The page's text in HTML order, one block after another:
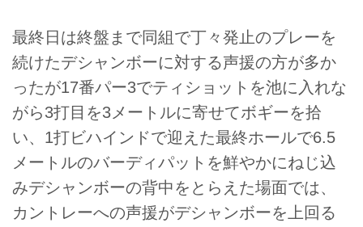
最終日は終盤まで同組で丁々発止のプレーを
続けたデシャンボーに対する声援の方が多か
ったが17番パー3でティショットを池に入れな
がら3打目を3メートルに寄せてボギーを拾
い、1打ビハインドで迎えた最終ホールで6.5
メートルのバーディパットを鮮やかにねじ込
みデシャンボーの背中をとらえた場面では、
カントレーへの声援がデシャンボーを上回る